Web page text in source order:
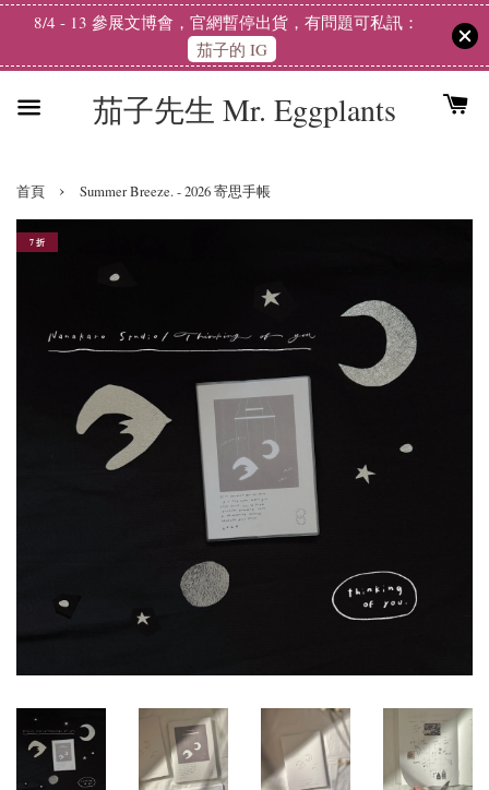
8/4 - 13 參展文博會，官網暫停出貨，有問題可私訊：
茄子的 IG
茄子先生 Mr. Eggplants
首頁 › Summer Breeze. - 2026 寄思手帳
7 折